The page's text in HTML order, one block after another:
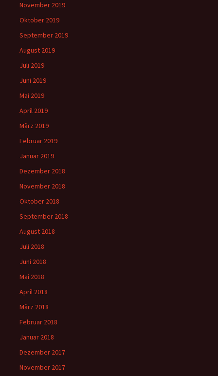
November 2019
Oktober 2019
September 2019
August 2019
Juli 2019
Juni 2019
Mai 2019
April 2019
März 2019
Februar 2019
Januar 2019
Dezember 2018
November 2018
Oktober 2018
September 2018
August 2018
Juli 2018
Juni 2018
Mai 2018
April 2018
März 2018
Februar 2018
Januar 2018
Dezember 2017
November 2017